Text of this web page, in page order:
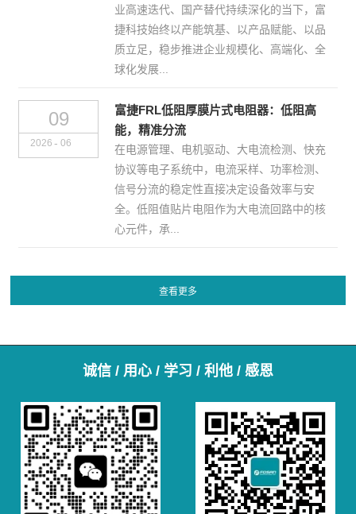
业高速迭代、国产替代持续深化的当下，富
捷科技始终以产能筑基、以产品赋能、以品
质立足，稳步推进企业规模化、高端化、全
球化发展...
09
2026 - 06
富捷FRL低阻厚膜片式电阻器：低阻高
能，精准分流
在电源管理、电机驱动、大电流检测、快充
协议等电子系统中，电流采样、功率检测、
信号分流的稳定性直接决定设备效率与安
全。低阻值贴片电阻作为大电流回路中的核
心元件，承...
诚信 / 用心 / 学习 / 利他 / 感恩